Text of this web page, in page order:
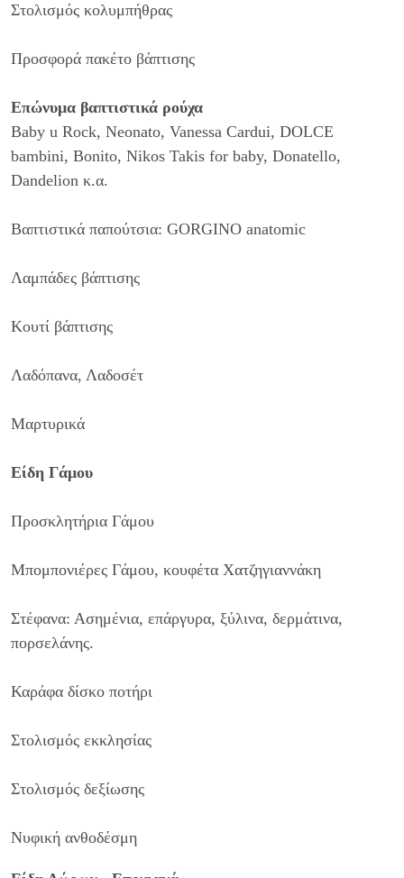
Στολισμός κολυμπήθρας
Προσφορά πακέτο βάπτισης
Επώνυμα βαπτιστικά ρούχα
Baby u Rock, Neonato, Vanessa Cardui, DOLCE
bambini, Bonito, Nikos Takis for baby, Donatello,
Dandelion κ.α.
Βαπτιστικά παπούτσια: GORGINO anatomic
Λαμπάδες βάπτισης
Κουτί βάπτισης
Λαδόπανα, Λαδοσέτ
Μαρτυρικά
Είδη Γάμου
Προσκλητήρια Γάμου
Μπομπονιέρες Γάμου, κουφέτα Χατζηγιαννάκη
Στέφανα: Ασημένια, επάργυρα, ξύλινα, δερμάτινα,
πορσελάνης.
Καράφα δίσκο ποτήρι
Στολισμός εκκλησίας
Στολισμός δεξίωσης
Νυφική ανθοδέσμη